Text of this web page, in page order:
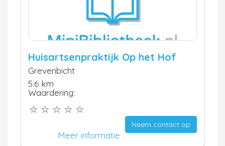
Huisartsenpraktijk Op het Hof
Grevenbicht
5.6 km
Waardering:
Neem contact op
Meer informatie